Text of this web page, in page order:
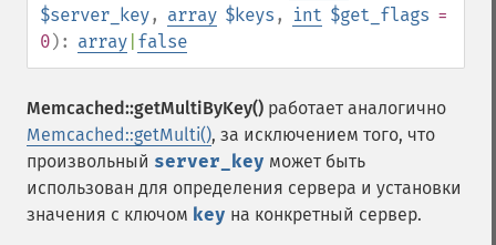
$server_key, array $keys , int $get_flags =
0): array false
Memcached::getMultiByKey() работает аналогично
Memcached::getMulti(), за исключением того, что
произвольный server_key может быть
использован для определения сервера и установки
значения с ключом key на конкретный сервер.